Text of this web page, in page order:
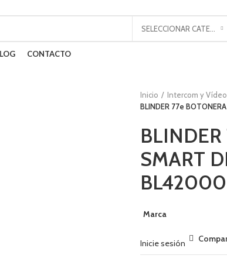
CONTACTO
Inicio
Intercom y
BLINDER 77e
SMART
Marca
Inicie sesión